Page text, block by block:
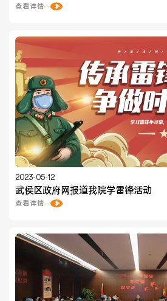
查看详情
2023-05-12
武侯区政府网报道我院学雷锋活动
查看详情